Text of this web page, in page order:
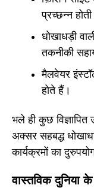
प्रच्छन्न
धोखाधड़ी
तकनीकी
मैलवेयर
होते हैं।
भले ही कुछ विज्ञापित
अक्सर सहबद्ध
कार्यक्रमों का
वास्तविक दुनिया